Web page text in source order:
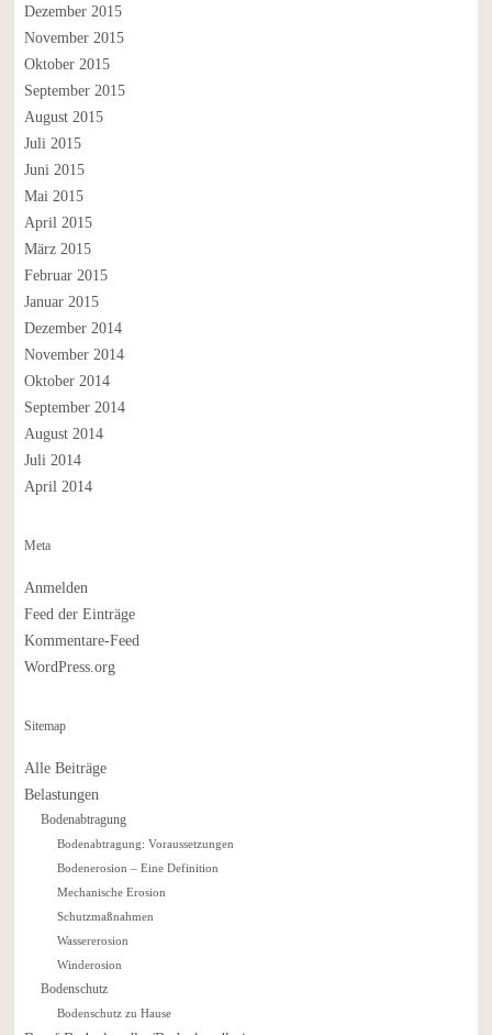
Dezember 2015
November 2015
Oktober 2015
September 2015
August 2015
Juli 2015
Juni 2015
Mai 2015
April 2015
März 2015
Februar 2015
Januar 2015
Dezember 2014
November 2014
Oktober 2014
September 2014
August 2014
Juli 2014
April 2014
Meta
Anmelden
Feed der Einträge
Kommentare-Feed
WordPress.org
Sitemap
Alle Beiträge
Belastungen
Bodenabtragung
Bodenabtragung: Voraussetzungen
Bodenerosion – Eine Definition
Mechanische Erosion
Schutzmaßnahmen
Wassererosion
Winderosion
Bodenschutz
Bodenschutz zu Hause